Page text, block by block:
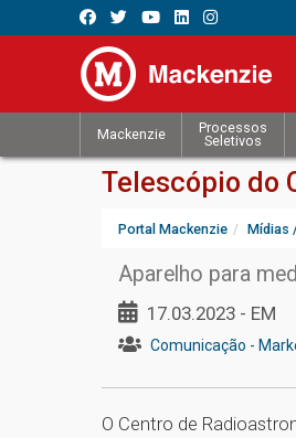
Mackenzie
Processos
Seletivos
Telescópio do
Portal Mackenzie Mídias
Aparelho para
17.03.2023 - EM
Comunicação -
O Centro de